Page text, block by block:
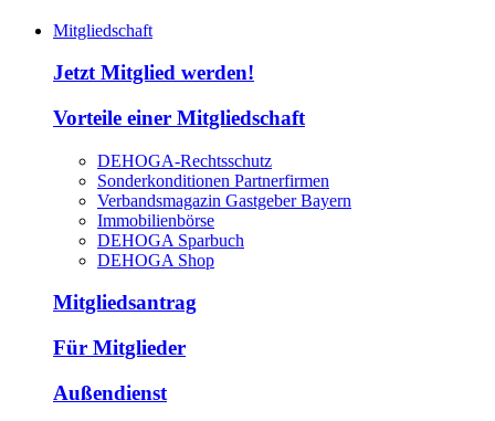
Mitgliedschaft
Jetzt Mitglied werden!
Vorteile einer Mitgliedschaft
DEHOGA-Rechtsschutz
Sonderkonditionen Partnerfirmen
Verbandsmagazin Gastgeber Bayern
Immobilienbörse
DEHOGA Sparbuch
DEHOGA Shop
Mitgliedsantrag
Für Mitglieder
Außendienst